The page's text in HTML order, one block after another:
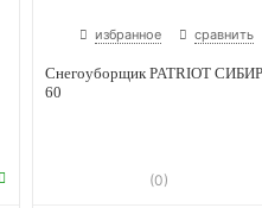
избранное сравнить
Снегоуборщик PATRIOT
60
(0)